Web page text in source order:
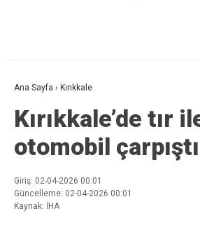
Ana Sayfa › Kırıkkale
Kırıkkale’de tır
otomobil
Giriş: 02-04-2026 00:01
Güncelleme: 02-04-2026 00:01
Kaynak: İHA